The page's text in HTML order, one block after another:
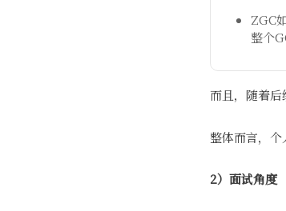
ZGC
整个
而且，随着后
整体而言，个
2）面试角度